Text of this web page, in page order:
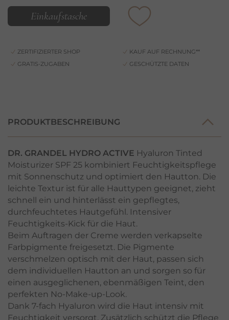
Einkaufstasche
ZERTIFIZIERTER SHOP
KAUF AUF RECHNUNG**
GRATIS-ZUGABEN
GESCHÜTZTE DATEN
PRODUKTBESCHREIBUNG
DR. GRANDEL HYDRO ACTIVE Hyaluron Tinted
Moisturizer SPF 25 kombiniert Feuchtigkeitspflege
mit Sonnenschutz und optimiert den Hautton. Die
leichte Textur ist für alle Hauttypen geeignet, zieht
schnell ein und hinterlässt ein gepflegtes,
durchfeuchtetes Hautgefühl. Intensiver
Feuchtigkeits-Kick für die Haut.
Beim Auftragen der Creme werden verkapselte
Farbpigmente freigesetzt. Die Pigmente
verschmelzen optisch mit der Haut, passen sich
dem individuellen Hautton an und sorgen so für
einen ausgeglichenen, ebenmäßigen Teint, den
perfekten No-Make-up-Look.
Dank 7-fach Hyaluron wird die Haut intensiv mit
Feuchtigkeit versorgt. Zusätzlich schützt die Pflege